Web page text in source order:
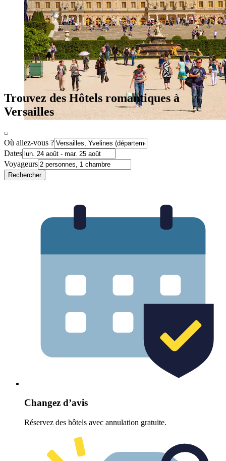
Trouvez des Hôtels romantiques à
Versailles
Où allez-vous ?
Dates
Voyageurs
Rechercher
Changez d’avis
Réservez des hôtels avec annulation gratuite.